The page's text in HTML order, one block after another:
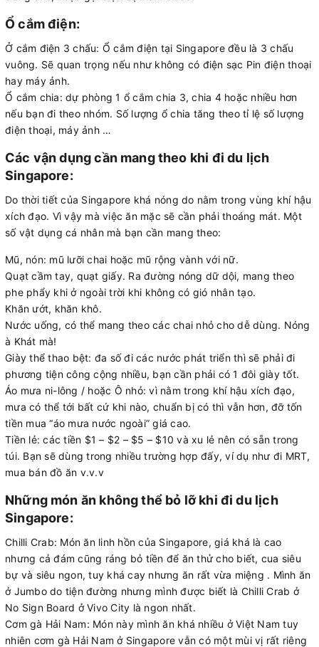
Ổ cắm điện:
Ở cắm điện 3 chấu: Ổ cắm điện tại Singapore đều là 3 chấu
vuông. Sẽ quan trọng nếu như không có điện sạc Pin điện thoại
hay máy ảnh.
Ổ cắm chia: dự phòng 1 ổ cắm chia 3, chia 4 hoặc nhiều hơn
nếu bạn đi theo nhóm. Số lượng ổ chia tăng theo tỉ lệ số lượng
điện thoại, máy ảnh …
Các vận dụng cần mang theo khi đi du lịch
Singapore:
Do thời tiết của Singapore khá nóng do nằm trong vùng khí hậu
xích đạo. Vì vậy mà việc ăn mặc sẽ cần phải thoáng mát. Một
số vật dụng cá nhân mà bạn cần mang theo:
Mũ, nón: mũ lưỡi chai hoặc mũ rộng vành với nữ.
Quạt cầm tay, quạt giấy. Ra đường nóng dữ dội, mang theo
phe phẩy khi ở ngoài trời khi không có gió nhân tạo.
Khăn ướt, khăn khô.
Nước uống, có thể mang theo các chai nhỏ cho dễ dùng. Nóng
à Khát mà!
Giày thể thao bệt: đa số đi các nước phát triển thì sẽ phải đi
phương tiện công cộng nhiều, bạn cần phải có 1 đôi giày tốt.
Áo mưa ni-lông / hoặc Ô nhỏ: vì nằm trong khí hậu xích đạo,
mưa có thể tới bất cứ khi nào, chuẩn bị có thì vẫn hơn, đỡ tốn
tiền mua “áo mưa nước ngoài” giá cao.
Tiền lẻ: các tiền $1 – $2 – $5 – $10 và xu lẻ nên có sẵn trong
túi. Bạn sẽ dùng trong nhiều trường hợp đấy, ví dụ như đi MRT,
mua bán đồ ăn v.v.v
Những món ăn không thể bỏ lỡ khi đi du lịch
Singapore:
Chilli Crab: Món ăn linh hồn của Singapore, giá khá là cao
nhưng cả đám cũng ráng bỏ tiền để ăn thử cho biết, cua siêu
bự và siêu ngon, tuy khá cay nhưng ăn rất vừa miệng . Mình ăn
ở Jumbo do tiện đường nhưng mình được biết là Chilli Crab ở
No Sign Board ở Vivo City là ngon nhất.
Cơm gà Hải Nam: Món này mình ăn khá nhiều ở Việt Nam tuy
nhiên cơm gà Hải Nam ở Singapore vẫn có một mùi vị rất riêng